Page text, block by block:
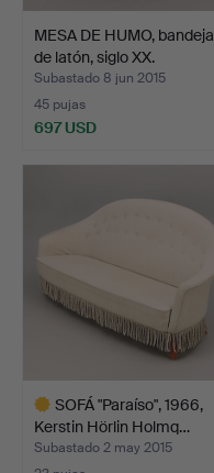
MESA DE HUMO, bandeja
de latón, siglo XX.
Subastado 8 jun 2015
45 pujas
697 USD
SOFÁ "Paraíso", 1966,
Kerstin Hörlin Holmq…
Subastado 2 may 2015